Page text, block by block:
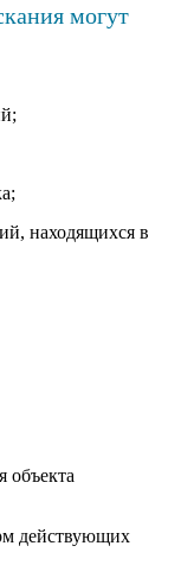
могут
находящихся в
объекта
действующих